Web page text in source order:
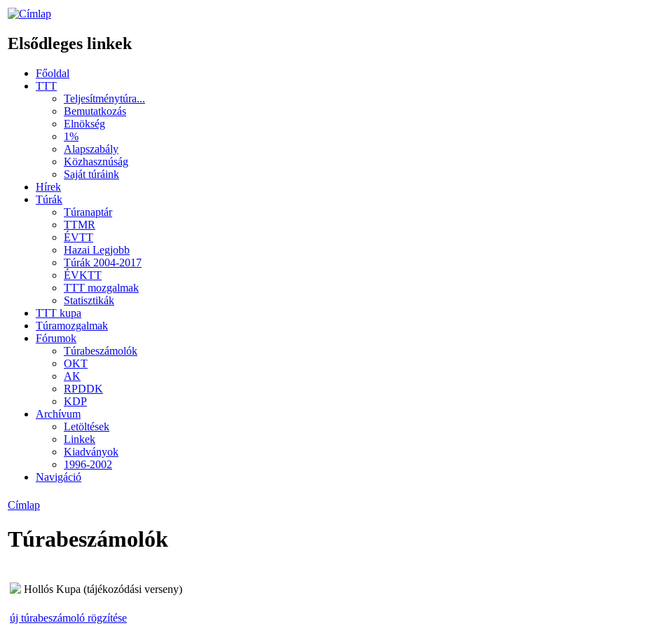
Elsődleges linkek
Főoldal
TTT
Teljesítménytúra...
Bemutatkozás
Elnökség
1%
Alapszabály
Közhasznúság
Saját túráink
Hírek
Túrák
Túranaptár
TTMR
ÉVTT
Hazai Legjobb
Túrák 2004-2017
ÉVKTT
TTT mozgalmak
Statisztikák
TTT kupa
Túramozgalmak
Fórumok
Túrabeszámolók
OKT
AK
RPDDK
KDP
Archívum
Letöltések
Linkek
Kiadványok
1996-2002
Navigáció
Címlap
Túrabeszámolók
Hollós Kupa (tájékozódási verseny)
új túrabeszámoló rögzítése